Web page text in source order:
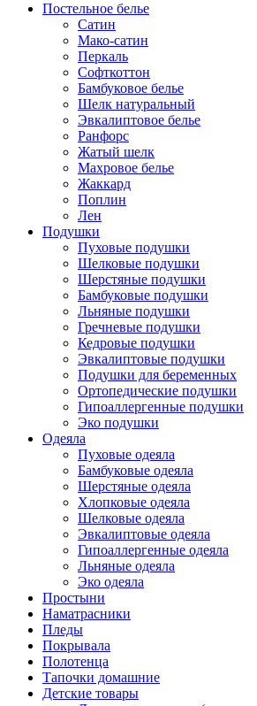
Постельное белье
Сатин
Мако-сатин
Перкаль
Софткоттон
Бамбуковое белье
Шелк натуральный
Эвкалиптовое белье
Ранфорс
Жатый шелк
Махровое белье
Жаккард
Поплин
Лен
Подушки
Пуховые подушки
Шелковые подушки
Шерстяные подушки
Бамбуковые подушки
Льняные подушки
Гречневые подушки
Кедровые подушки
Эвкалиптовые подушки
Подушки для беременных
Ортопедические подушки
Гипоаллергенные подушки
Эко подушки
Одеяла
Пуховые одеяла
Бамбуковые одеяла
Шерстяные одеяла
Хлопковые одеяла
Шелковые одеяла
Эвкалиптовые одеяла
Гипоаллергенные одеяла
Льняные одеяла
Эко одеяла
Простыни
Наматрасники
Пледы
Покрывала
Полотенца
Тапочки домашние
Детские товары